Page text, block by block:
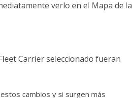
verlo en el Mapa de la
Carrier seleccionado fueran
cambios y si surgen más